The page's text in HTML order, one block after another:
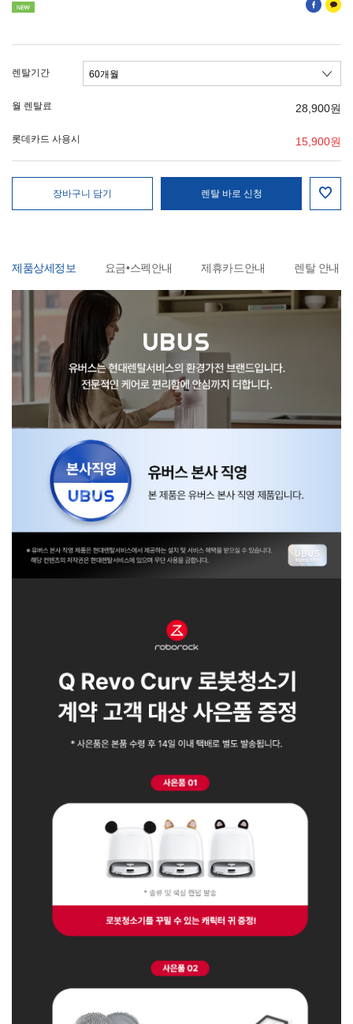
렌탈기간
월 렌탈료 28,900원
롯데카드 사용시 15,900원
장바구니 담기 렌탈 바로 신청
제품상세정보 요금•스펙안내 제휴카드안내 렌탈 안내